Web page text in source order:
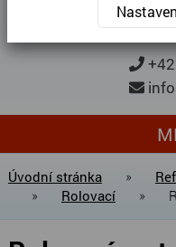
Úvodní stránka »
»
Rolovací »